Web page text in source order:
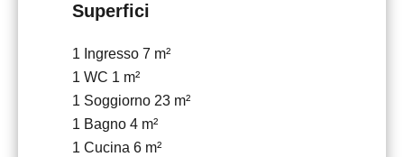
Superfici
1 Ingresso 7 m²
1 WC 1 m²
1 Soggiorno 23 m²
1 Bagno 4 m²
1 Cucina 6 m²